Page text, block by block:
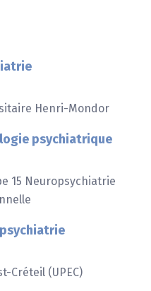
Henri-Mondor
psychiatrique
15 Neuropsychiatrie
Créteil (UPEC)